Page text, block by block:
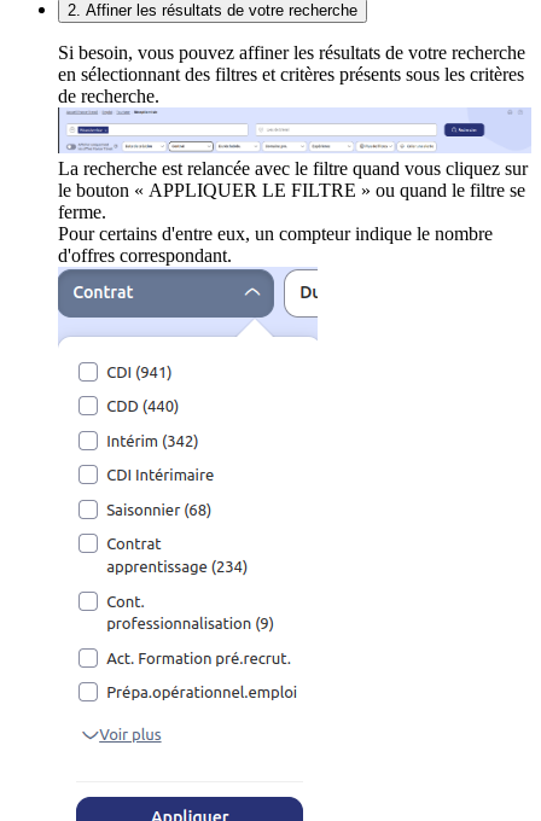
2. Affiner les résultats de votre recherche
Si besoin, vous pouvez affiner les résultats de votre recherche
en sélectionnant des filtres et critères présents sous les critères
de recherche.
La recherche est relancée avec le filtre quand vous cliquez sur
le bouton « APPLIQUER LE FILTRE » ou quand le filtre se
ferme.
Pour certains d'entre eux, un compteur indique le nombre
d'offres correspondant.